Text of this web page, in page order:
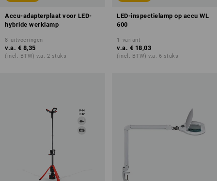
Accu-adapterplaat voor LED-
hybride werklamp
8 uitvoeringen
v.a. € 8,35
(incl. BTW) v.a. 2 stuks
LED-inspectielamp op accu WL
600
1 variant
v.a. € 18,03
(incl. BTW) v.a. 6 stuks